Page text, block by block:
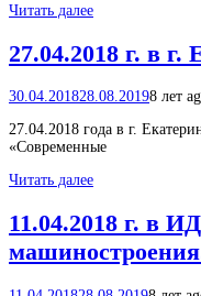
Читать далее
27.04.2018 г. в
30.04.201828.08.20198 лет
27.04.2018 года в г.
«Современные
Читать далее
11.04.2018 г. в